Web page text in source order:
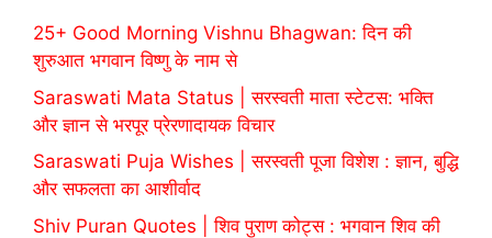
25+ Good Morning Vishnu Bhagwan: दिन की
शुरुआत भगवान विष्णु के नाम से
Saraswati Mata Status | सरस्वती माता स्टेटस: भक्ति
और ज्ञान से भरपूर प्रेरणादायक विचार
Saraswati Puja Wishes | सरस्वती पूजा विशेश : ज्ञान, बुद्धि
और सफलता का आशीर्वाद
Shiv Puran Quotes | शिव पुराण कोट्स : भगवान शिव की